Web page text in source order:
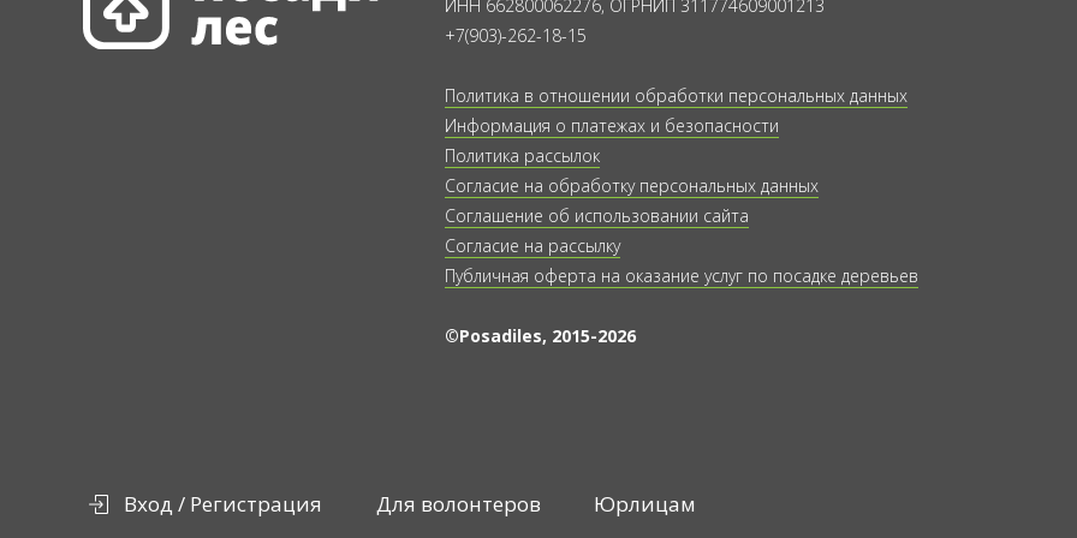
ИНН 662800062276, ОГРНИП 311774609001213
+7(903)-262-18-15
Политика в отношении обработки персональных данных
Информация о платежах и безопасности
Политика рассылок
Согласие на обработку персональных данных
Соглашение об использовании сайта
Согласие на рассылку
Публичная оферта на оказание услуг по посадке деревьев
©Posadiles, 2015-2026
Вход / Регистрация Для волонтеров
Юрлицам